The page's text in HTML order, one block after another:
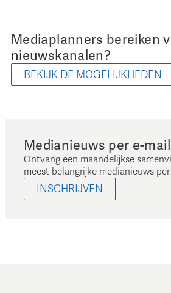
Mediaplanners bereiken
nieuwskanalen?
BEKIJK DE MOGELIJKHEDEN
Medianieuws per e-
Ontvang een maandelijkse
meest belangrijke medianieuws
INSCHRIJVEN